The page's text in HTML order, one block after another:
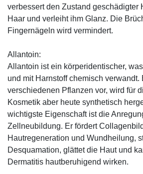
verbessert den Zustand geschädigter
Haar und verleiht ihm Glanz. Die
Fingernägeln wird vermindert.
Allantoin:
Allantoin ist ein körperidentischer,
und mit Harnstoff chemisch verwandt.
verschiedenen Pflanzen vor, wird für
Kosmetik aber heute synthetisch
wichtigste Eigenschaft ist die
Zellneubildung. Er fördert
Hautregeneration und Wundheilung,
Desquamation, glättet die Haut und
Dermatitis hautberuhigend wirken.